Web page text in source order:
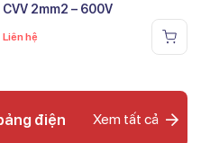
CVV 2mm2 – 600V
Liên hệ
điện Xem tất cả